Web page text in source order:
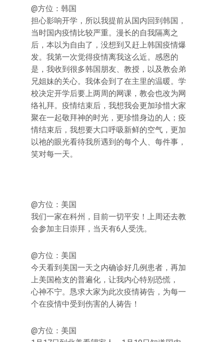
@方位：韩国
担心影响开学，所以我提前从国内回到韩国，
当时国内疫情比较严重。漫长的自我隔离之
后，本以为自由了，没想到又赶上韩国疫情爆
发。我第一次觉得疫情离我这么近。感恩的
是，我收到很多韩国朋友、教授，以及教会弟
兄姐妹的关心。我体会到了在主里的温暖。学
校决定开学后要上两周的网课，教会也改为网
络礼拜。疫情结束后，我想我会更加珍惜大家
聚在一起敬拜神的时光，更珍惜身边的人；疫
情结束后，我想要大口呼吸新鲜的空气，更加
以祂的眼光看待我所遇到的每个人、每件事，
笑对每一天。
@方位：美国
我们一家在科州，目前一切平安！上周还去教
会参加主日崇拜，当天有6人受洗。
@方位：美国
今天看到美国一天之内确诊好几例患者，再加
上美国枪支的普遍化，让我内心特别恐慌，
心神不宁。恳求大家为此次疫情祷告，为每一
个在疫情中受到伤害的人祷告！
@方位：美国